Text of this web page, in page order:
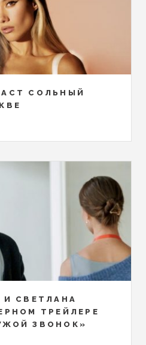
СОЛЬНЫЙ
И СВЕТЛАНА
ТРЕЙЛЕРЕ
ЗВОНОК»